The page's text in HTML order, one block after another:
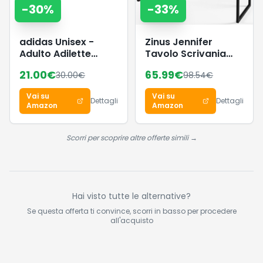
-30%
adidas Unisex -
Adulto Adilette
Distilled Pink/crystal
white/dash grey,
40.5 EU
21.00€30.00€
Vai su
Amazon
Dettagli
-33%
Zinus Jennifer
Tavolo Scrivania
Scrivania Ufficio
Multiuso in Metallo e
Legno - Facile da
Montare - Marrone
Espresso Scuro
65.99€98.54€
Vai su
Amazon
Dettagli
Scorri per scoprire altre offerte simili →
Hai visto tutte le alternative?
Se questa offerta ti convince, scorri in basso per procedere
all'acquisto